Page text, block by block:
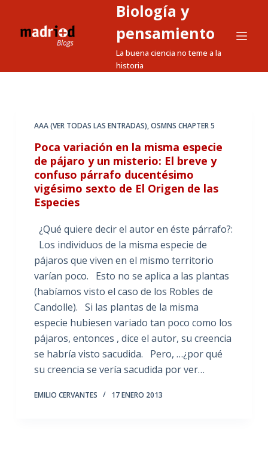
a
Biología y
pensamiento
La buena ciencia no teme a la
historia
AAA (VER TODAS LAS ENTRADAS),OSMNS CHAPTER 5
Poca variación en la misma especie
de pájaro y un misterio: El breve y
confuso párrafo ducentésimo
vigésimo sexto de El Origen de las
Especies
¿Qué quiere decir el autor en éste párrafo?:
Los individuos de la misma especie de
pájaros que viven en el mismo territorio
varían poco. Esto no se aplica a las plantas
(habíamos visto el caso de los Robles de
Candolle). Si las plantas de la misma
especie hubiesen variado tan poco como los
pájaros, entonces , dice el autor, su creencia
se habría visto sacudida. Pero, …¿por qué
su creencia se vería sacudida por ver…
EMILIO CERVANTES 17 ENERO 2013